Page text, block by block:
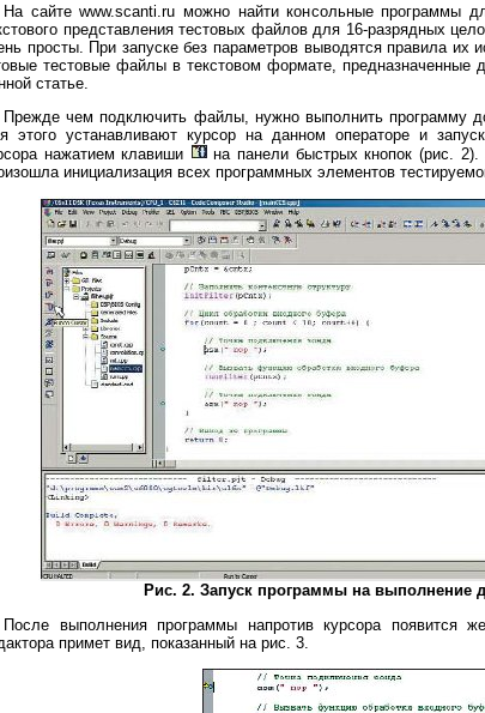
На сайте www.scanti.ru можно найти консольные программы
представления тестовых файлов для 16-разрядных
просты. При запуске без параметров выводятся правила их
тестовые файлы в текстовом формате, предназначенные
статье.
Прежде чем подключить файлы, нужно выполнить программу
этого устанавливают курсор на данном операторе и
нажатием клавиши
на панели быстрых кнопок (рис.
инициализация всех программных элементов
Рис. 2. Запуск программы на выполнение
После выполнения программы напротив курсора появится
примет вид, показанный на рис. 3.